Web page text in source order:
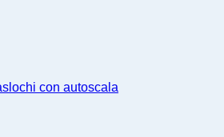
con autoscala